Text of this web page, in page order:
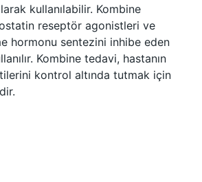
kullanılabilir. Kombine
reseptör agonistleri ve
hormonu sentezini inhibe eden
Kombine tedavi, hastanın
kontrol altında tutmak için